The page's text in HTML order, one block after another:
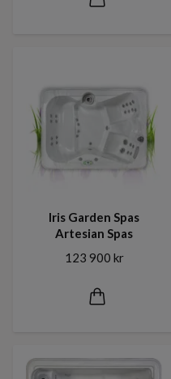
Iris Garden Spas
Artesian Spas
123 900 kr